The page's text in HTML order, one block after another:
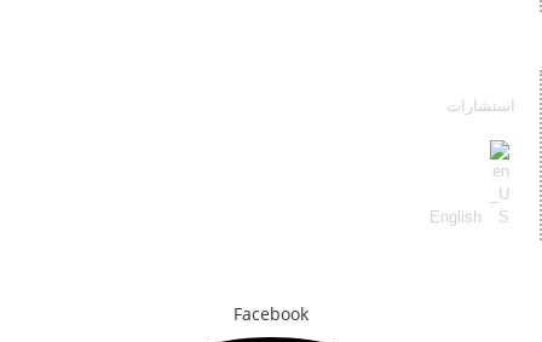
استشارات
English
Facebook